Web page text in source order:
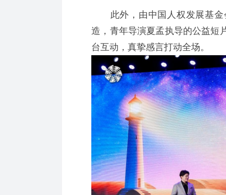
此外，由中国人权发展基金
造，青年导演夏孟执导的公益短
台互动，真挚感言打动全场。